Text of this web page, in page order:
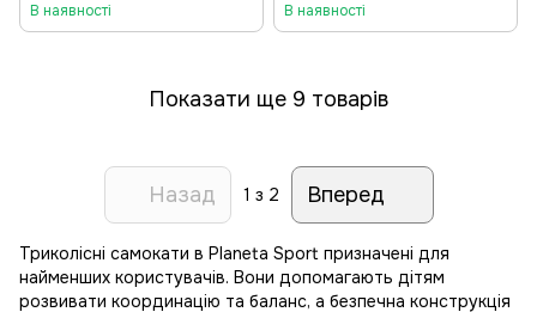
В наявності В наявності
Показати ще 9 товарів
Назад 1 з 2 Вперед
Триколісні самокати в Planeta Sport призначені для
найменших користувачів. Вони допомагають дітям
розвивати координацію та баланс, а безпечна конструкція